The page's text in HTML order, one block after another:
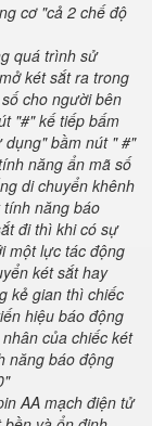
cơ "cả 2 chế độ
quá trình sử
két sắt ra trong
cho người bên
"#" kế tiếp bấm
dụng" bầm nút " #"
năng ẩn mã số
di chuyển khênh
năng báo
đi thì khi có sự
một lực tác động
két sắt hay
kẻ gian thì chiếc
hiệu báo động
của chiếc két
năng báo động
AA mạch điện tử